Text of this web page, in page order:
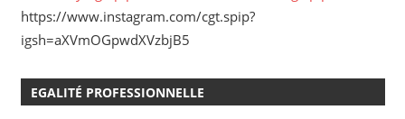
https://www.instagram.com/cgt.spip?
igsh=aXVmOGpwdXVzbjB5
EGALITÉ PROFESSIONNELLE